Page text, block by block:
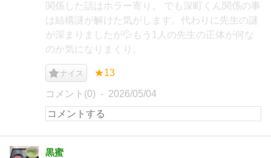
関係した話はホラー寄り。 でも深町くん関係の事
は結構謎が解けた気がします。代わりに先生の謎
が深まりましたが💦もう1人の先生の正体が何な
のか気になりまくり。
ナイス ★13
コメント(0) 2026/05/04
黒蜜